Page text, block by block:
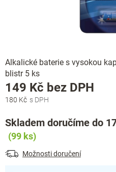
Alkalické baterie s vysokou
blistr 5 ks
180 Kč
149 Kč bez DPH
Skladem doručíme do
(99 ks)
Možnosti doručení